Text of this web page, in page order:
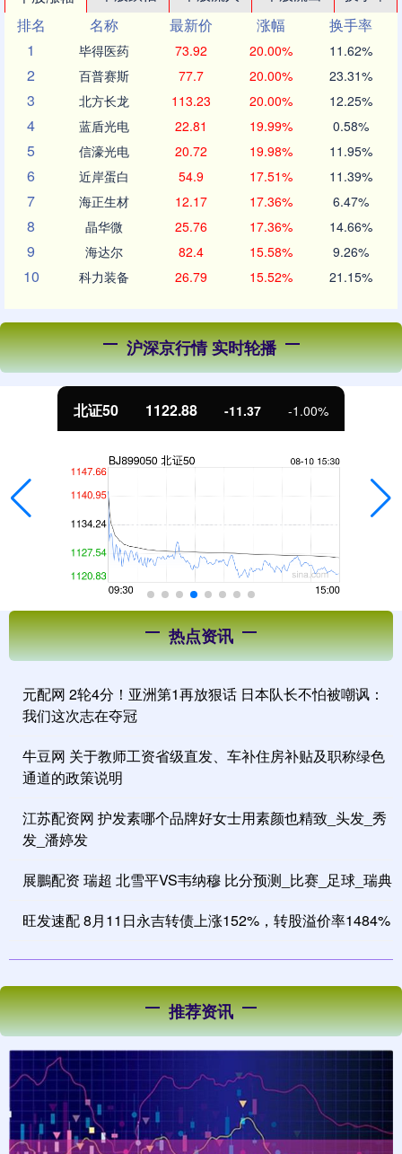
排名
名称 最新价 涨幅
换手率
1
毕得医药 73.92 20.00% 11.62%
2 百普赛斯 77.7 20.00% 23.31%
3 北方长龙 113.23 20.00% 12.25%
4 蓝盾光电 22.81 19.99% 0.58%
5 信濠光电 20.72 19.98% 11.95%
6 近岸蛋白 54.9 17.51% 11.39%
7 海正生材 12.17 17.36% 6.47%
8 晶华微 25.76 17.36% 14.66%
9 海达尔 82.4 15.58% 9.26%
10 科力装备 26.79 15.52% 21.15%
沪深京行情 实时轮播
北证50 1122.88 -11.37 -1.00%
热点资讯
元配网 2轮4分！亚洲第1再放狠话 日本队长不怕被嘲讽：
我们这次志在夺冠
牛豆网 关于教师工资省级直发、车补住房补贴及职称绿色
通道的政策说明
江苏配资网 护发素哪个品牌好女士用素颜也精致_头发_秀
发_潘婷发
展鵬配资 瑞超 北雪平VS韦纳穆 比分预测_比赛_足球_瑞典
旺发速配 8月11日永吉转债上涨152%，转股溢价率1484%
推荐资讯